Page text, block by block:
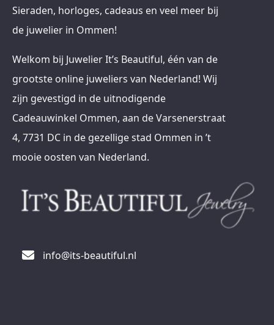
Sieraden, horloges, cadeaus en veel meer bij
de juwelier in Ommen!
Welkom bij Juwelier It’s Beautiful, één van de
grootste online juweliers van Nederland! Wij
zijn gevestigd in de uitnodigende
Cadeauwinkel Ommen, aan de Varsenerstraat
4, 7731 DC in de gezellige stad Ommen in ’t
mooie oosten van Nederland.
info@its-beautiful.nl